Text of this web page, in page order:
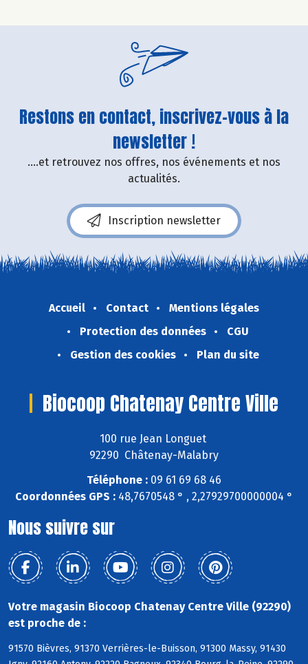
Restons en contact, inscrivez-vous à la
newsletter !
....et retrouvez nos offres, nos événements et nos
actualités.
Inscription newsletter
Accueil Contact
Mentions légales
Protection des données
CGU
Gestion des cookies
Plan du site
Biocoop Chatenay Centre Ville
100 rue Jean Longuet
92290 Châtenay-Malabry
Téléphone : 09 61 69 68 46
Coordonnées GPS : 48,7670548 ° , 2,27929700000004 °
Nous suivre sur
Votre magasin Biocoop Chatenay Centre Ville (92290)
est proche de :
91570 Bièvres, 91370 Verrières-le-Buisson, 91300 Massy, 91430